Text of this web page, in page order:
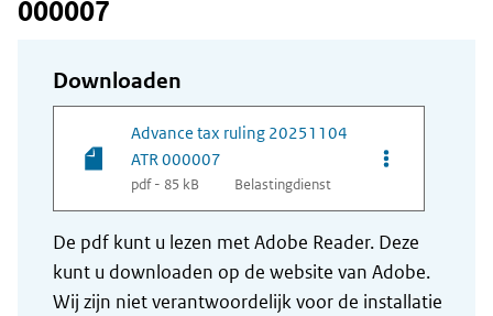
000007
Downloaden
Advance tax ruling 20251104
ATR 000007
pdf - 85 kB Belastingdienst
Opties van
De pdf kunt u lezen met Adobe Reader. Deze
kunt u downloaden op de website van Adobe.
Wij zijn niet verantwoordelijk voor de installatie